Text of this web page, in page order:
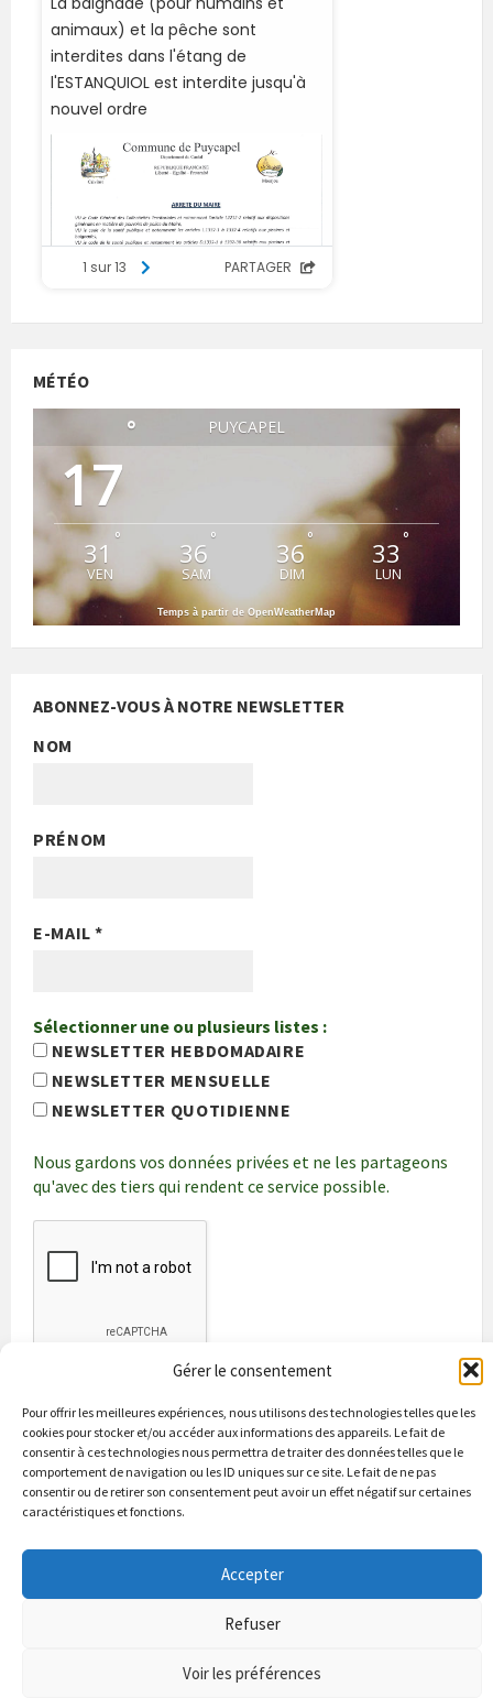
Gérer le consentement
Pour offrir les meilleures expériences, nous utilisons des technologies telles que les
cookies pour stocker et/ou accéder aux informations des appareils. Le fait de
consentir à ces technologies nous permettra de traiter des données telles que le
comportement de navigation ou les ID uniques sur ce site. Le fait de ne pas
consentir ou de retirer son consentement peut avoir un effet négatif sur certaines
caractéristiques et fonctions.
Accepter
Refuser
Voir les préférences
MÉTÉO
PUYCAPEL
17
°
31 °
VEN
36 °
SAM
36°
DIM
33 °
LUN
Temps à partir de OpenWeatherMap
ABONNEZ-VOUS À NOTRE NEWSLETTER
NOM
PRÉNOM
E-MAIL*
Sélectionner une ou plusieurs listes :
NEWSLETTER HEBDOMADAIRE
NEWSLETTER MENSUELLE
NEWSLETTER QUOTIDIENNE
Nous gardons vos données privées et ne les partageons
qu'avec des tiers qui rendent ce service possible.
Les bonnes adresses
Contacts & renseignements
© 2026 Site officiel de la commune de Puycapel dans le Cantal
Conformité à la loi RGPD
Puycapel.fr utilise des cookies pour améliorer les performance et
votre usage du site web. nous présumons de votre accord pour